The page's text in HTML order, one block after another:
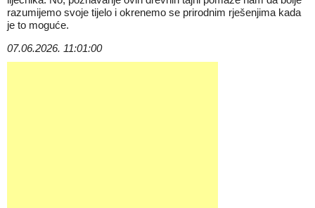
razumijemo svoje tijelo i okrenemo se prirodnim rješenjima kada
je to moguće.
07.06.2026. 11:01:00